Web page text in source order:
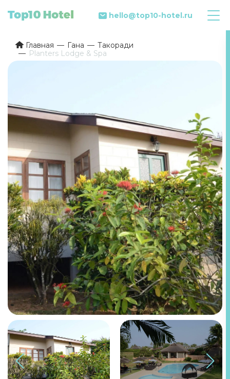
hello@top10-hotel.ru
Главная Гана
Такоради
Planters Lodge & Spa